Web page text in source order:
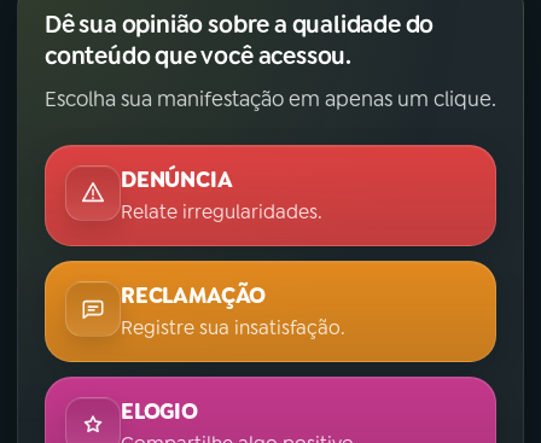
Dê sua opinião sobre a qualidade do
conteúdo que você acessou.
Escolha sua manifestação em apenas um clique.
DENÚNCIA
Relate irregularidades.
RECLAMAÇÃO
Registre sua insatisfação.
ELOGIO